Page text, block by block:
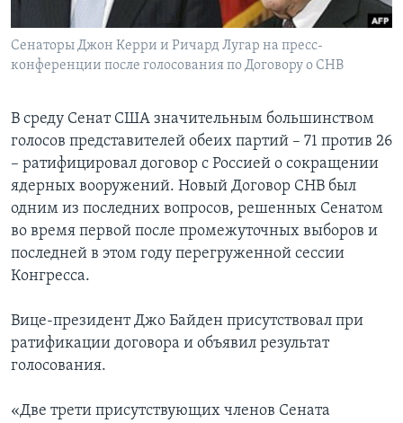
Learning English
Языки
Сенаторы Джон Керри и Ричард Лугар на пресс-
конференции после голосования по Договору о СНВ
В среду Сенат США значительным большинством
голосов представителей обеих партий – 71 против 26
– ратифицировал договор с Россией о сокращении
ядерных вооружений. Новый Договор СНВ был
одним из последних вопросов, решенных Сенатом
во время первой после промежуточных выборов и
последней в этом году перегруженной сессии
Конгресса.
Вице-президент Джо Байден присутствовал при
ратификации договора и объявил результат
голосования.
«Две трети присутствующих членов Сената